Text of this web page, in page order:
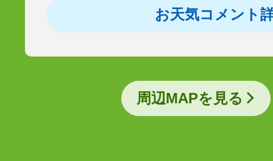
お天気コメント
周辺MAPを見る